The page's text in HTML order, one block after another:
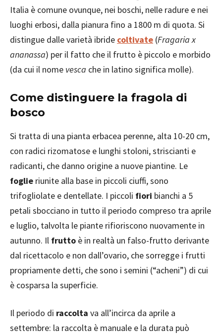
Italia è comune ovunque, nei boschi, nelle radure e nei
luoghi erbosi, dalla pianura fino a 1800 m di quota. Si
distingue dalle varietà ibride coltivate (Fragaria x
ananassa) per il fatto che il frutto è piccolo e morbido
(da cui il nome vesca che in latino significa molle).
Come distinguere la fragola di
bosco
Si tratta di una pianta erbacea perenne, alta 10-20 cm,
con radici rizomatose e lunghi stoloni, striscianti e
radicanti, che danno origine a nuove piantine. Le
foglie riunite alla base in piccoli ciuffi, sono
trifogliolate e dentellate. I piccoli fiori bianchi a 5
petali sbocciano in tutto il periodo compreso tra aprile
e luglio, talvolta le piante rifioriscono nuovamente in
autunno. Il frutto è in realtà un falso-frutto derivante
dal ricettacolo e non dall’ovario, che sorregge i frutti
propriamente detti, che sono i semini (“acheni”) di cui
è cosparsa la superficie.
Il periodo di raccolta va all’incirca da aprile a
settembre: la raccolta è manuale e la durata può